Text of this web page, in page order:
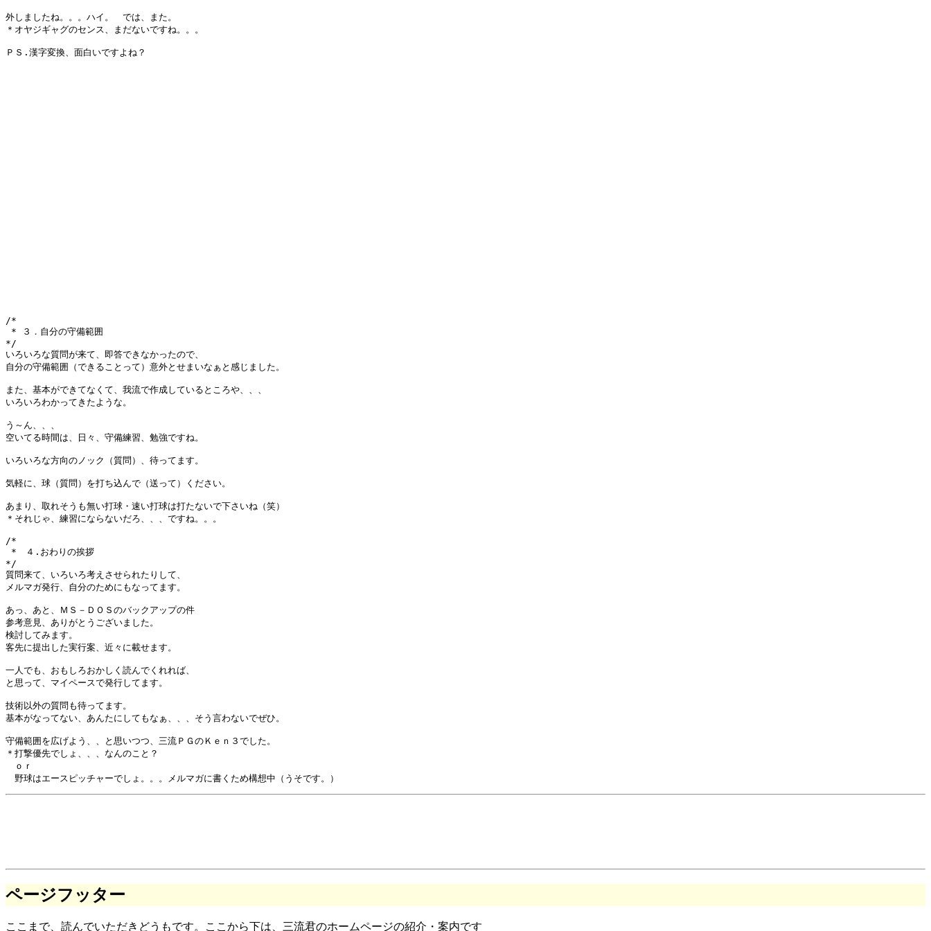
外しましたね。。。ハイ。　では、また。
＊オヤジギャグのセンス、まだないですね。。。
ＰＳ.漢字変換、面白いですよね？
/*
* ３．自分の守備範囲
*/
いろいろな質問が来て、即答できなかったので、
自分の守備範囲（できることって）意外とせまいなぁと感じました。
また、基本ができてなくて、我流で作成しているところや、、、
いろいろわかってきたような。
う～ん、、、
空いてる時間は、日々、守備練習、勉強ですね。
いろいろな方向のノック（質問）、待ってます。
気軽に、球（質問）を打ち込んで（送って）ください。
あまり、取れそうも無い打球・速い打球は打たないで下さいね（笑）
＊それじゃ、練習にならないだろ、、、ですね。。。
/*
*　４.おわりの挨拶
*/
質問来て、いろいろ考えさせられたりして、
メルマガ発行、自分のためにもなってます。
あっ、あと、ＭＳ－ＤＯＳのバックアップの件
参考意見、ありがとうございました。
検討してみます。
客先に提出した実行案、近々に載せます。
一人でも、おもしろおかしく読んでくれれば、
と思って、マイペースで発行してます。
技術以外の質問も待ってます。
基本がなってない、あんたにしてもなぁ、、、そう言わないでぜひ。
守備範囲を広げよう、、と思いつつ、三流ＰＧのＫｅｎ３でした。
＊打撃優先でしょ、、、なんのこと？
ｏｒ
ページフッター
ここまで、読んでいただきどうもです。ここから下は、三流君のホームページの紹介・案内です